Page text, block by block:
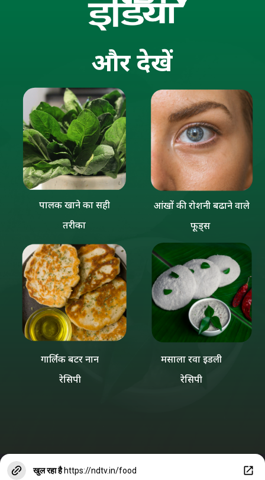
औरदेखें
आंखों की रोशनी बढाने वाले
फूड्स
मसाला रवा इडली
रेसिपी
गार्लिक बटर नान
रेसिपी
पालक खाने का सही
तरीका
खुल रहा है https://ndtv.in/food